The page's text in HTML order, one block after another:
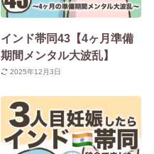
インド帯同43【4ヶ月準備
期間メンタル大波乱】
2025年12月3日